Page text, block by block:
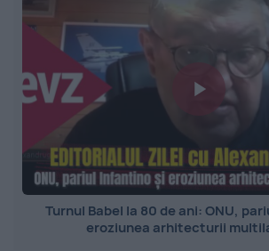
Turnul Babel la 80 de ani: ONU,
eroziunea arhitecturii